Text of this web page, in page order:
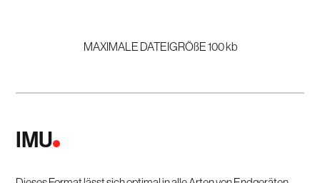
MAXIMALE DATEIGRÖßE 100 kb
IMU